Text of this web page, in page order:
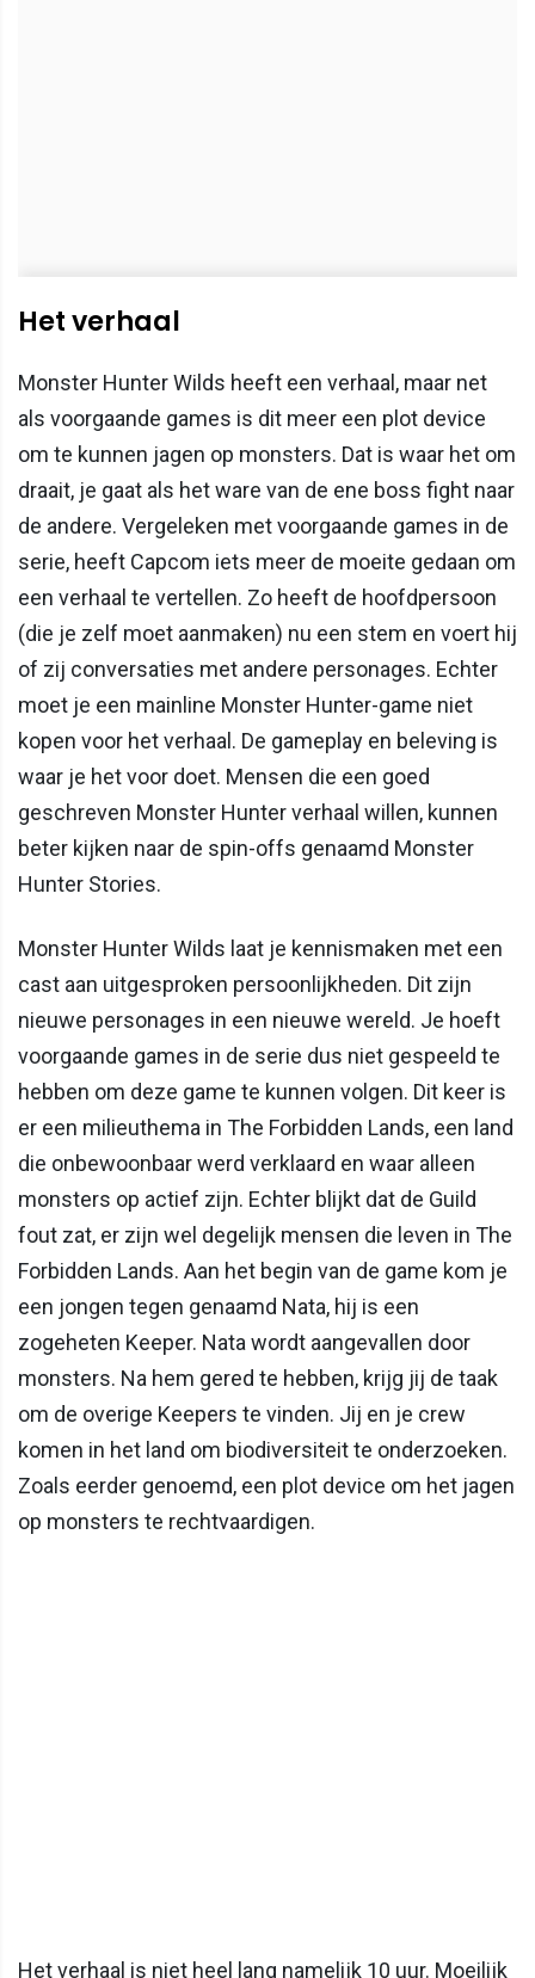
Het verhaal
Monster Hunter Wilds heeft een verhaal, maar net
als voorgaande games is dit meer een plot device
om te kunnen jagen op monsters. Dat is waar het om
draait, je gaat als het ware van de ene boss fight naar
de andere. Vergeleken met voorgaande games in de
serie, heeft Capcom iets meer de moeite gedaan om
een verhaal te vertellen. Zo heeft de hoofdpersoon
(die je zelf moet aanmaken) nu een stem en voert hij
of zij conversaties met andere personages. Echter
moet je een mainline Monster Hunter-game niet
kopen voor het verhaal. De gameplay en beleving is
waar je het voor doet. Mensen die een goed
geschreven Monster Hunter verhaal willen, kunnen
beter kijken naar de spin-offs genaamd Monster
Hunter Stories.
Monster Hunter Wilds laat je kennismaken met een
cast aan uitgesproken persoonlijkheden. Dit zijn
nieuwe personages in een nieuwe wereld. Je hoeft
voorgaande games in de serie dus niet gespeeld te
hebben om deze game te kunnen volgen. Dit keer is
er een milieuthema in The Forbidden Lands, een land
die onbewoonbaar werd verklaard en waar alleen
monsters op actief zijn. Echter blijkt dat de Guild
fout zat, er zijn wel degelijk mensen die leven in The
Forbidden Lands. Aan het begin van de game kom je
een jongen tegen genaamd Nata, hij is een
zogeheten Keeper. Nata wordt aangevallen door
monsters. Na hem gered te hebben, krijg jij de taak
om de overige Keepers te vinden. Jij en je crew
komen in het land om biodiversiteit te onderzoeken.
Zoals eerder genoemd, een plot device om het jagen
op monsters te rechtvaardigen.
Het verhaal is niet heel lang namelijk 10 uur. Moeilijk